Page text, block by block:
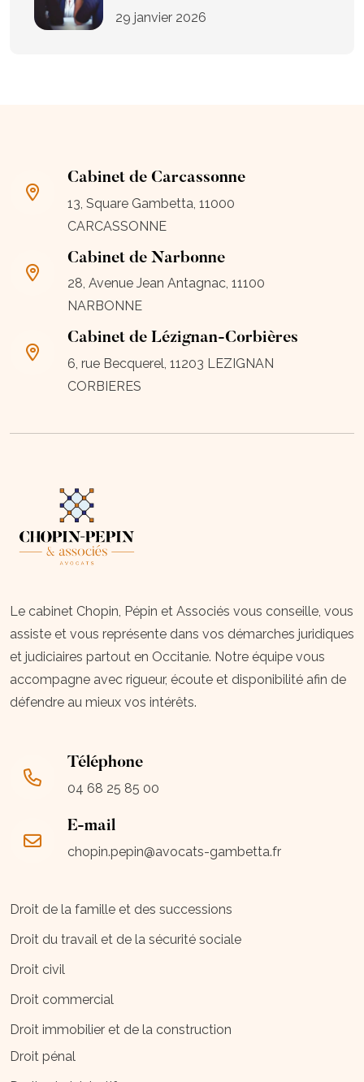
29 janvier 2026
Cabinet de Carcassonne
13, Square Gambetta, 11000
CARCASSONNE
Cabinet de Narbonne
28, Avenue Jean Antagnac, 11100
NARBONNE
Cabinet de Lézignan-Corbières
6, rue Becquerel, 11203 LEZIGNAN
CORBIERES
Le cabinet Chopin, Pépin et Associés vous conseille, vous
assiste et vous représente dans vos démarches juridiques
et judiciaires partout en Occitanie. Notre équipe vous
accompagne avec rigueur, écoute et disponibilité afin de
défendre au mieux vos intérêts.
Droit de la famille et des successions
Droit du travail et de la sécurité sociale
Droit civil
Droit commercial
Droit immobilier et de la construction
Droit pénal
Téléphone
04 68 25 85 00
E-mail
chopin.pepin@avocats-gambetta.fr